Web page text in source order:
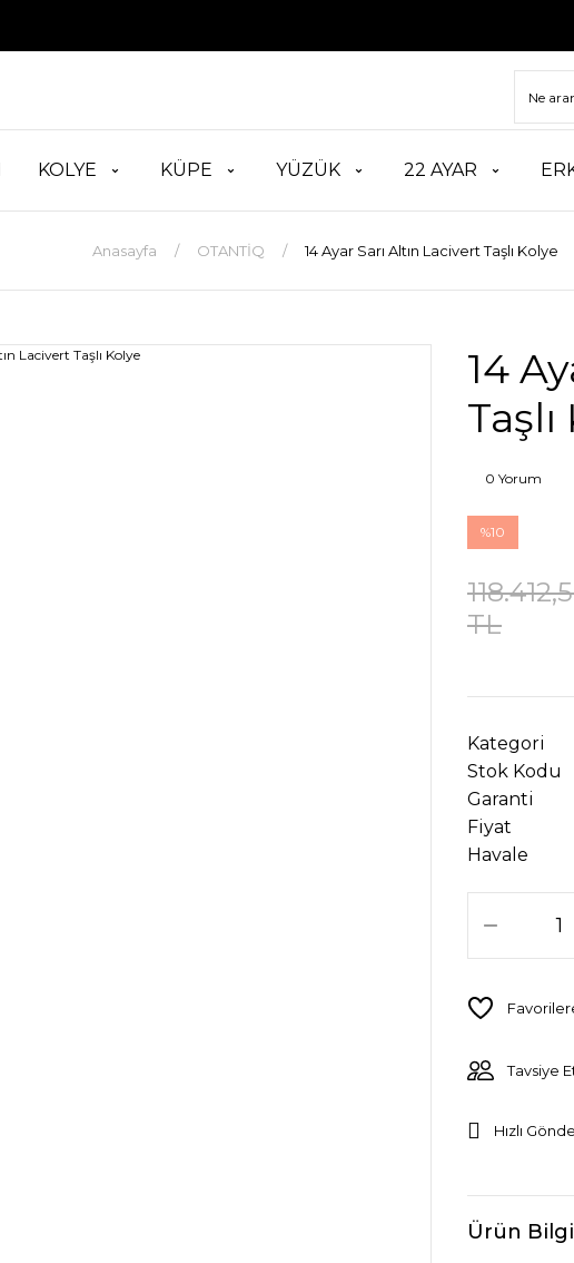
KOLYE KÜPE YÜZÜK 22 AYAR
Anasayfa OTANTİQ 14 Ayar Sarı Altın Lacivert Taşlı Kolye
14
0 Yorum
%10
TL
Kategori
Stok Kodu
Garanti
Fiyat
Havale
Tavsiye
Hızlı
Ürün